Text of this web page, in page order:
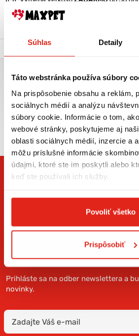
Súhlas Detaily
Táto webstránka používa súbory
Na prispôsobenie obsahu a reklám,
sociálnych médií a analýzu
súbory cookie. Informácie o tom,
webové stránky, poskytujeme aj
oblasti sociálnych médií, inzercie a
môžu príslušné informácie
údajmi, ktoré ste im poskytli alebo
keď ste používali ich služby.
Povoliť všetko
Prispôsobiť
Popis a parametre
PODLOŽKA PERŠAN SIVÁ LABKA
Obojstranná podložka
Možnosť prať v práčke
Výplň molitan
ZÍSKAJTE NOVINKY AKO
Prihláste sa na odber newslettera a
novinky.